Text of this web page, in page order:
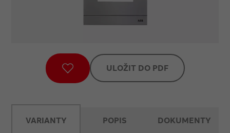
ULOŽIT DO PDF
VARIANTY POPIS DOKUMENTY